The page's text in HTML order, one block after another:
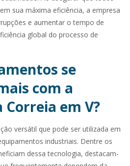
sua máxima eficiência, a empresa
e aumentar o tempo de
global do processo de
se
com a
em V?
versátil que pode ser utilizada em
industriais. Dentre os
dessa tecnologia, destacam-